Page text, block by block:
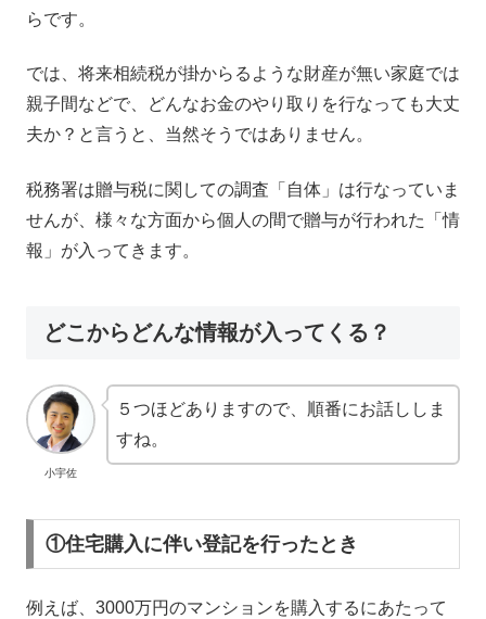
らです。
では、将来相続税が掛からるような財産が無い家庭では
親子間などで、どんなお金のやり取りを行なっても大丈
夫か？と言うと、当然そうではありません。
税務署は贈与税に関しての調査「自体」は行なっていま
せんが、様々な方面から個人の間で贈与が行われた「情
報」が入ってきます。
どこからどんな情報が入ってくる？
小宇佐
５つほどありますので、順番にお話ししま
すね。
①住宅購入に伴い登記を行ったとき
例えば、3000万円のマンションを購入するにあたって